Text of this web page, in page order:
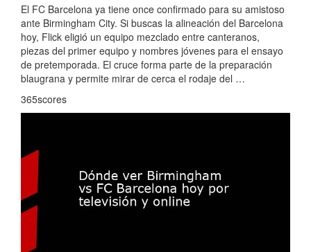
El FC Barcelona ya tiene once confirmado para su amistoso
ante Birmingham City. Si buscas la alineación del Barcelona
hoy, Flick eligió un equipo mezclado entre canteranos,
piezas del primer equipo y nombres jóvenes para el ensayo
de pretemporada. El cruce forma parte de la preparación
blaugrana y permite mirar de cerca el rodaje del …
365scores